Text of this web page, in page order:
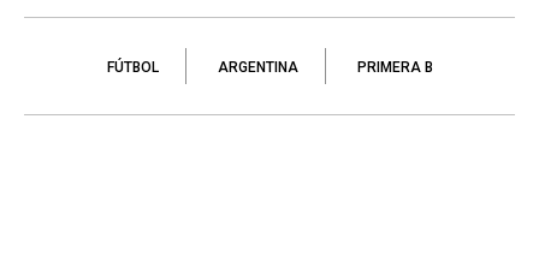
FÚTBOL ARGENTINA PRIMERA B